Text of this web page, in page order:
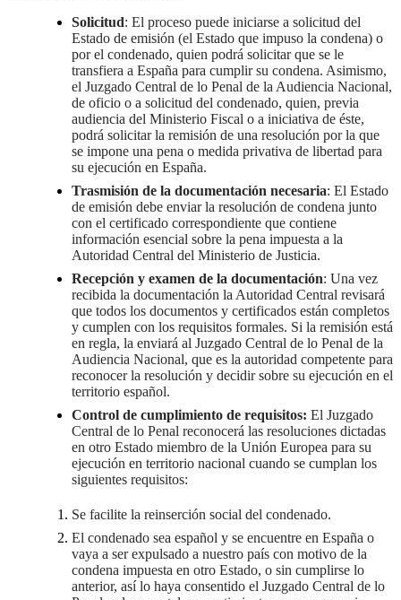
Solicitud: El proceso puede iniciarse a solicitud del
Estado de emisión (el Estado que impuso la condena) o
por el condenado, quien podrá solicitar que se le
transfiera a España para cumplir su condena. Asimismo,
el Juzgado Central de lo Penal de la Audiencia Nacional,
de oficio o a solicitud del condenado, quien, previa
audiencia del Ministerio Fiscal o a iniciativa de éste,
podrá solicitar la remisión de una resolución por la que
se impone una pena o medida privativa de libertad para
su ejecución en España.
Trasmisión de la documentación necesaria: El Estado
de emisión debe enviar la resolución de condena junto
con el certificado correspondiente que contiene
información esencial sobre la pena impuesta a la
Autoridad Central del Ministerio de Justicia.
Recepción y examen de la documentación: Una vez
recibida la documentación la Autoridad Central revisará
que todos los documentos y certificados están completos
y cumplen con los requisitos formales. Si la remisión está
en regla, la enviará al Juzgado Central de lo Penal de la
Audiencia Nacional, que es la autoridad competente para
reconocer la resolución y decidir sobre su ejecución en el
territorio español.
Control de cumplimiento de requisitos: El Juzgado
Central de lo Penal reconocerá las resoluciones dictadas
en otro Estado miembro de la Unión Europea para su
ejecución en territorio nacional cuando se cumplan los
siguientes requisitos:
Se facilite la reinserción social del condenado.
El condenado sea español y se encuentre en España o
vaya a ser expulsado a nuestro país con motivo de la
condena impuesta en otro Estado, o sin cumplirse lo
anterior, así lo haya consentido el Juzgado Central de lo